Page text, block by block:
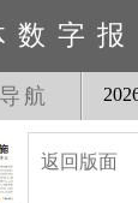
数字报
航
返回版面